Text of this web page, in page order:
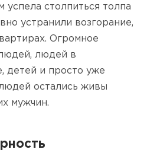
успела столпиться толпа
устранили возгорание,
Огромное
людей в
детей и просто уже
остались живы
мужчин.